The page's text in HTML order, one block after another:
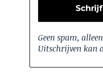
Geen spam,
Uitschrijven kan